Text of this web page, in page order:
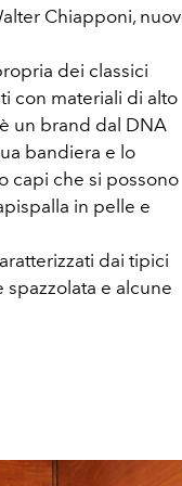
Chiapponi,
dei classici
con materiali di alto
un brand dal DNA
bandiera e lo
capi che si possono
in pelle e
dai tipici
e alcune